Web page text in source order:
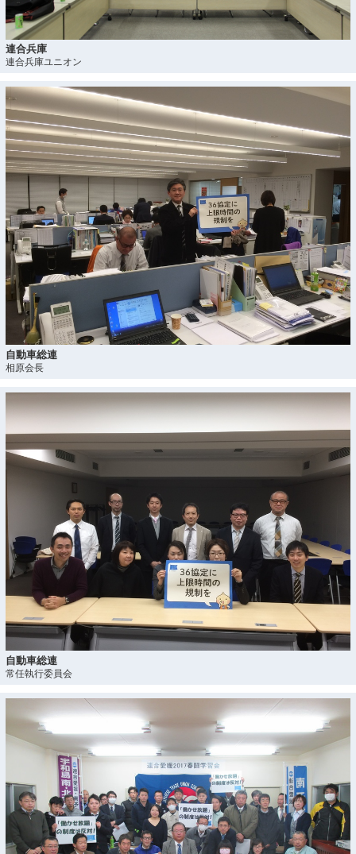
連合兵庫
連合兵庫ユニオン
自動車総連
相原会長
自動車総連
常任執行委員会